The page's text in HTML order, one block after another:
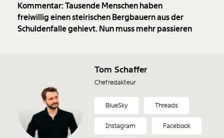
Kommentar: Tausende Menschen haben
freiwillig einen steirischen Bergbauern aus der
Schuldenfalle gehievt. Nun muss mehr passieren
Tom Schaffer
Chefredakteur
BlueSky Threads
Instagram Facebook